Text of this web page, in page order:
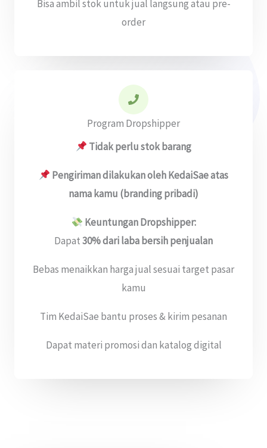
Bisa ambil stok untuk jual langsung atau pre-
order
Program Dropshipper
Tidak perlu stok barang
Pengiriman dilakukan oleh KedaiSae atas
nama kamu (branding pribadi)
Keuntungan Dropshipper:
Dapat30% dari laba bersih penjualan
Bebas menaikkan harga jual sesuai target pasar
kamu
Tim KedaiSae bantu proses & kirim pesanan
Dapat materi promosi dan katalog digital